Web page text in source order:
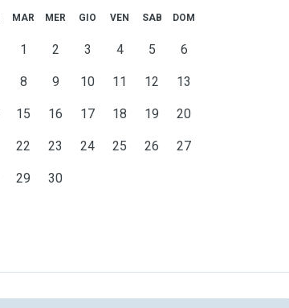
MAR MER GIO VEN SAB DOM
1 2 3 4 5 6
8 9 10 11 12 13
15 16 17 18 19 20
22 23 24 25 26 27
29 30